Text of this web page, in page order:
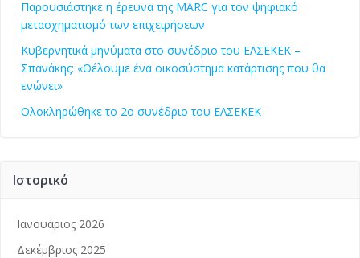
Παρουσιάστηκε η έρευνα της MARC για τον ψηφιακό
μετασχηματισμό των επιχειρήσεων
Κυβερνητικά μηνύματα στο συνέδριο του ΕΛΣΕΚΕΚ –
Σπανάκης: «Θέλουμε ένα οικοσύστημα κατάρτισης που θα
ενώνει»
Ολοκληρώθηκε το 2ο συνέδριο του ΕΛΣΕΚΕΚ
Ιστορικό
Ιανουάριος 2026
Δεκέμβριος 2025